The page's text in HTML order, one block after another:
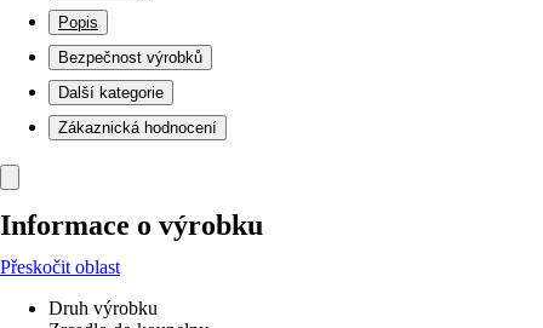
Popis
Bezpečnost výrobků
Další kategorie
Zákaznická hodnocení
Informace o výrobku
Přeskočit oblast
Druh výrobku